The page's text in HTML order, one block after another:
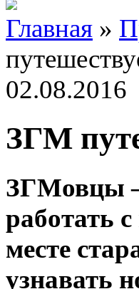
Главная »
02.08.2016
ЗГМ
ЗГМовцы
работать
месте
узнавать